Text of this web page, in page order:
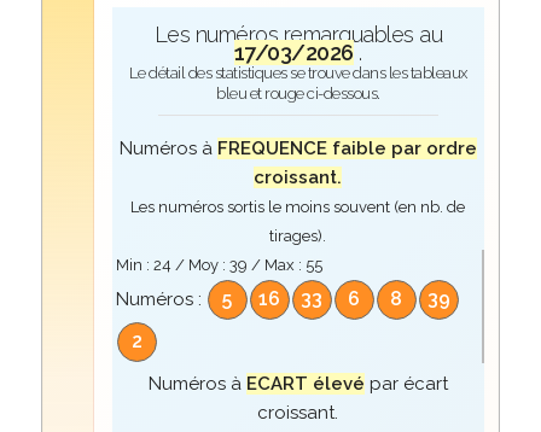
Les numéros remarquables au
17/03/2026 .
Le détail des statistiques se trouve dans les tableaux
bleu et rouge ci-dessous.
Numéros à FREQUENCE faible par ordre
croissant.
Les numéros sortis le moins souvent (en nb. de
tirages).
Min : 24 / Moy : 39 / Max : 55
Numéros : 5 16 33 6 8
39
2
Numéros à ECART élevé par écart
croissant.